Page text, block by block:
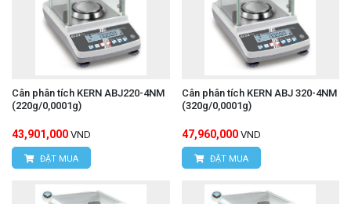
Cân phân tích KERN ABJ220-4NM
(220g/0,0001g)
43,901,000 VND
ĐẶT MUA
Cân phân tích KERN ABJ 320-4NM
(320g/0,0001g)
47,960,000 VND
ĐẶT MUA